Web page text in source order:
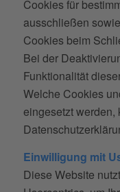
Cookies für
ausschließen
Cookies beim
Bei der
Funktionalität
Welche Cookies
eingesetzt
Einwilligung mit
Diese Website